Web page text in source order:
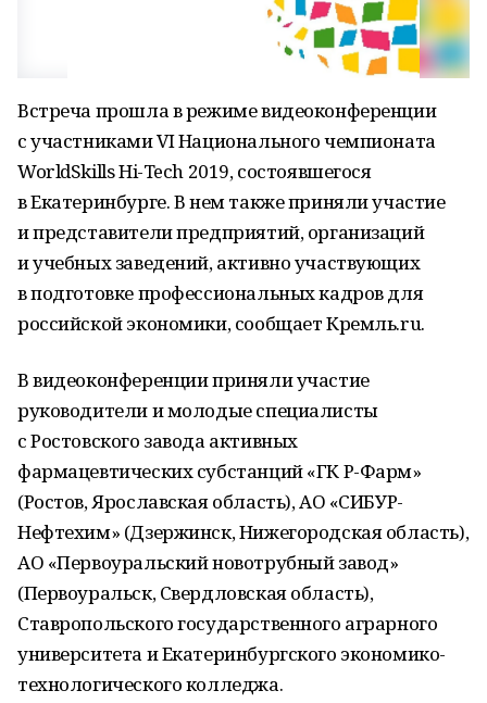
Встреча прошла в режиме видеоконференции
с участниками VI Национального чемпионата
WorldSkills Hi-Tech 2019, состоявшегося
в Екатеринбурге. В нем также приняли участие
и представители предприятий, организаций
и учебных заведений, активно участвующих
в подготовке профессиональных кадров для
российской экономики, сообщает Кремль.ru.
В видеоконференции приняли участие
руководители и молодые специалисты
с Ростовского завода активных
фармацевтических субстанций «ГК Р-Фарм»
(Ростов, Ярославская область), АО «СИБУР-
Нефтехим» (Дзержинск, Нижегородская область),
АО «Первоуральский новотрубный завод»
(Первоуральск, Свердловская область),
Ставропольского государственного аграрного
университета и Екатеринбургского экономико-
технологического колледжа.